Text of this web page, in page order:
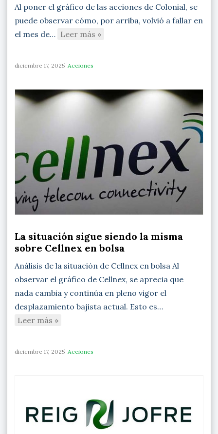
Al poner el gráfico de las acciones de Colonial, se
puede observar cómo, por arriba, volvió a fallar en
el mes de… Leer más »
diciembre 17, 2025 Acciones
La situación sigue siendo la misma
sobre Cellnex en bolsa
Análisis de la situación de Cellnex en bolsa Al
observar el gráfico de Cellnex, se aprecia que
nada cambia y continúa en pleno vigor el
desplazamiento bajista actual. Esto es…
Leer más »
diciembre 17, 2025 Acciones